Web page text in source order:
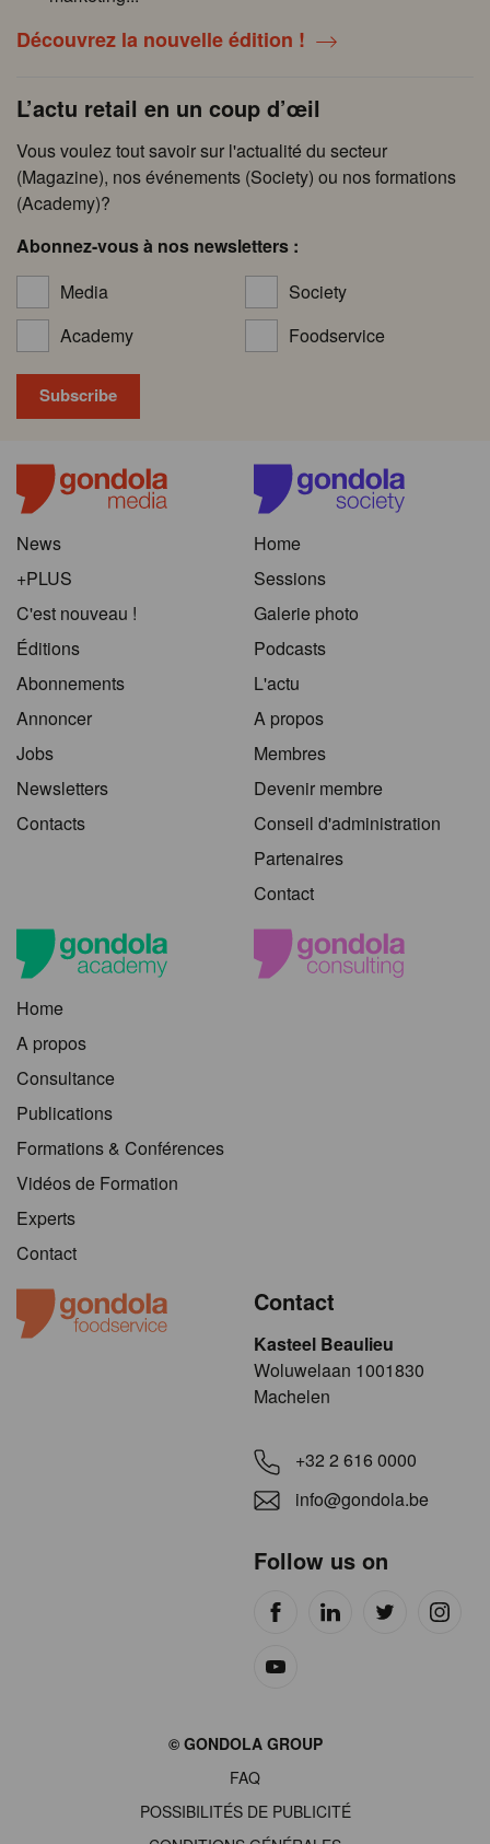
Découvrez la nouvelle édition !
L’actu retail en un coup d’œil
Vous voulez tout savoir sur l'actualité du secteur
(Magazine), nos événements (Society) ou nos formations
(Academy)?
Abonnez-vous à nos newsletters :
Media
Society
Academy
Foodservice
News
+PLUS
C'est nouveau !
Éditions
Abonnements
Annoncer
Jobs
Newsletters
Contacts
Home
Sessions
Galerie photo
Podcasts
L'actu
A propos
Membres
Devenir membre
Conseil d'administration
Partenaires
Contact
Home
A propos
Consultance
Publications
Formations & Conférences
Vidéos de Formation
Experts
Contact
Contact
Kasteel Beaulieu
​​​Woluwelaan 1001830
Machelen
+32 2 616 0000
info@gondola.be
Follow us on
© GONDOLA GROUP
FAQ
POSSIBILITÉS DE PUBLICITÉ